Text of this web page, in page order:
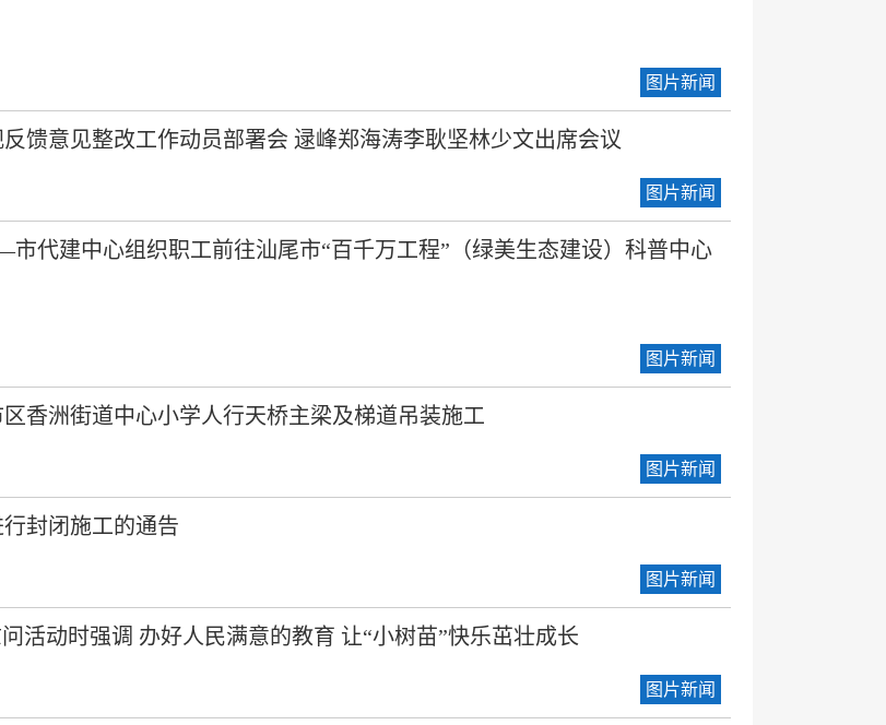
图片新闻
馈意见整改工作动员部署会 逯峰郑海涛李耿坚林少文出席会议
图片新闻
代建中心组织职工前往汕尾市“百千万工程”（绿美生态建设）科普中心
图片新闻
香洲街道中心小学人行天桥主梁及梯道吊装施工
图片新闻
封闭施工的通告
图片新闻
活动时强调 办好人民满意的教育 让“小树苗”快乐茁壮成长
图片新闻